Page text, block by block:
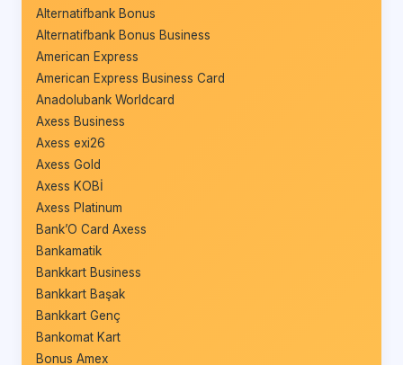
Alternatifbank Bonus
Alternatifbank Bonus Business
American Express
American Express Business Card
Anadolubank Worldcard
Axess Business
Axess exi26
Axess Gold
Axess KOBİ
Axess Platinum
Bank’O Card Axess
Bankamatik
Bankkart Business
Bankkart Başak
Bankkart Genç
Bankomat Kart
Bonus Amex